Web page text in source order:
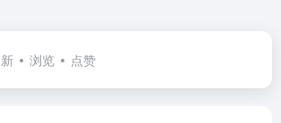
浏览 点赞